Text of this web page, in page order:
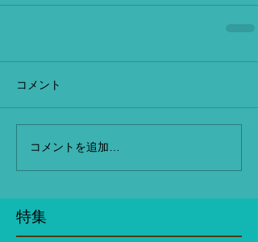
コメント
コメントを追加…
特集